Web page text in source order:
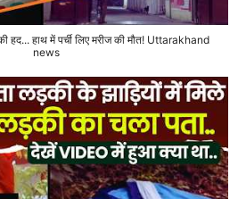
की हद... हाथ में पर्ची लिए मरीज की मौत! Uttarakhand
news